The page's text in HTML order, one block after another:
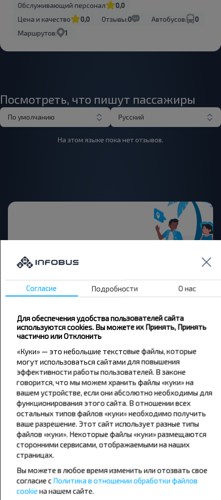
Обслуживающий персонал
0,0
Цена и качество
0,0 Отзывы:0 Автобусов:
0
Маршрутов:
1
Посмотреть, что пишут пассажиры
По умолчанию Русский
На этом языке пока нет отзывов.
Хотите
путешествовать
дешевле?
другие интересные предложения INFOBUS.
Подпишись на получение новостей и
путешествуй с нами дешевле!
Подписаться
Популярные автобусные
направления
Согласие Подробности О нас
Для обеспечения удобства пользователей сайта
используются cookies. Вы можете их Принять, Принять
частично или Отклонить
«Куки» — это небольшие текстовые файлы, которые
могут использоваться сайтами для повышения
эффективности работы пользователей. В законе
говорится, что мы можем хранить файлы «куки» на
вашем устройстве, если они абсолютно необходимы для
функционирования этого сайта. В отношении всех
остальных типов файлов «куки» необходимо получить
ваше разрешение. Этот сайт использует разные типы
файлов «куки». Некоторые файлы «куки» размещаются
сторонними сервисами, отображаемыми на наших
страницах.
Вы можете в любое время изменить или отозвать свое
согласие сПолитика в отношении обработки файлов
cookieна нашем сайте.